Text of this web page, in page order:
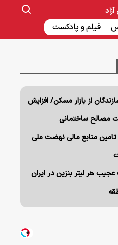
ساز بانک و بیمه
فیلم و پادکست
از بازار مسکن/ افزایش
تامین منابع مالی نهضت ملی
هر لیتر بنزین در ایران